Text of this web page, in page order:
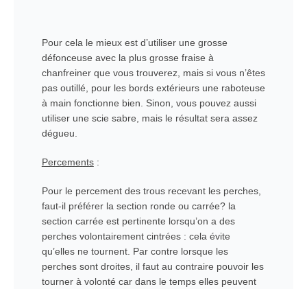
Pour cela le mieux est d’utiliser une grosse
défonceuse avec la plus grosse fraise à
chanfreiner que vous trouverez, mais si vous n’êtes
pas outillé, pour les bords extérieurs une raboteuse
à main fonctionne bien. Sinon, vous pouvez aussi
utiliser une scie sabre, mais le résultat sera assez
dégueu.
Percements:
Pour le percement des trous recevant les perches,
faut-il préférer la section ronde ou carrée? la
section carrée est pertinente lorsqu’on a des
perches volontairement cintrées : cela évite
qu’elles ne tournent. Par contre lorsque les
perches sont droites, il faut au contraire pouvoir les
tourner à volonté car dans le temps elles peuvent